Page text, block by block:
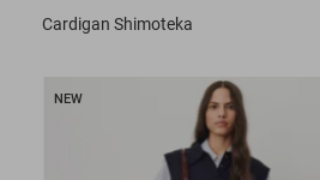
Cardigan Shimoteka
NEW